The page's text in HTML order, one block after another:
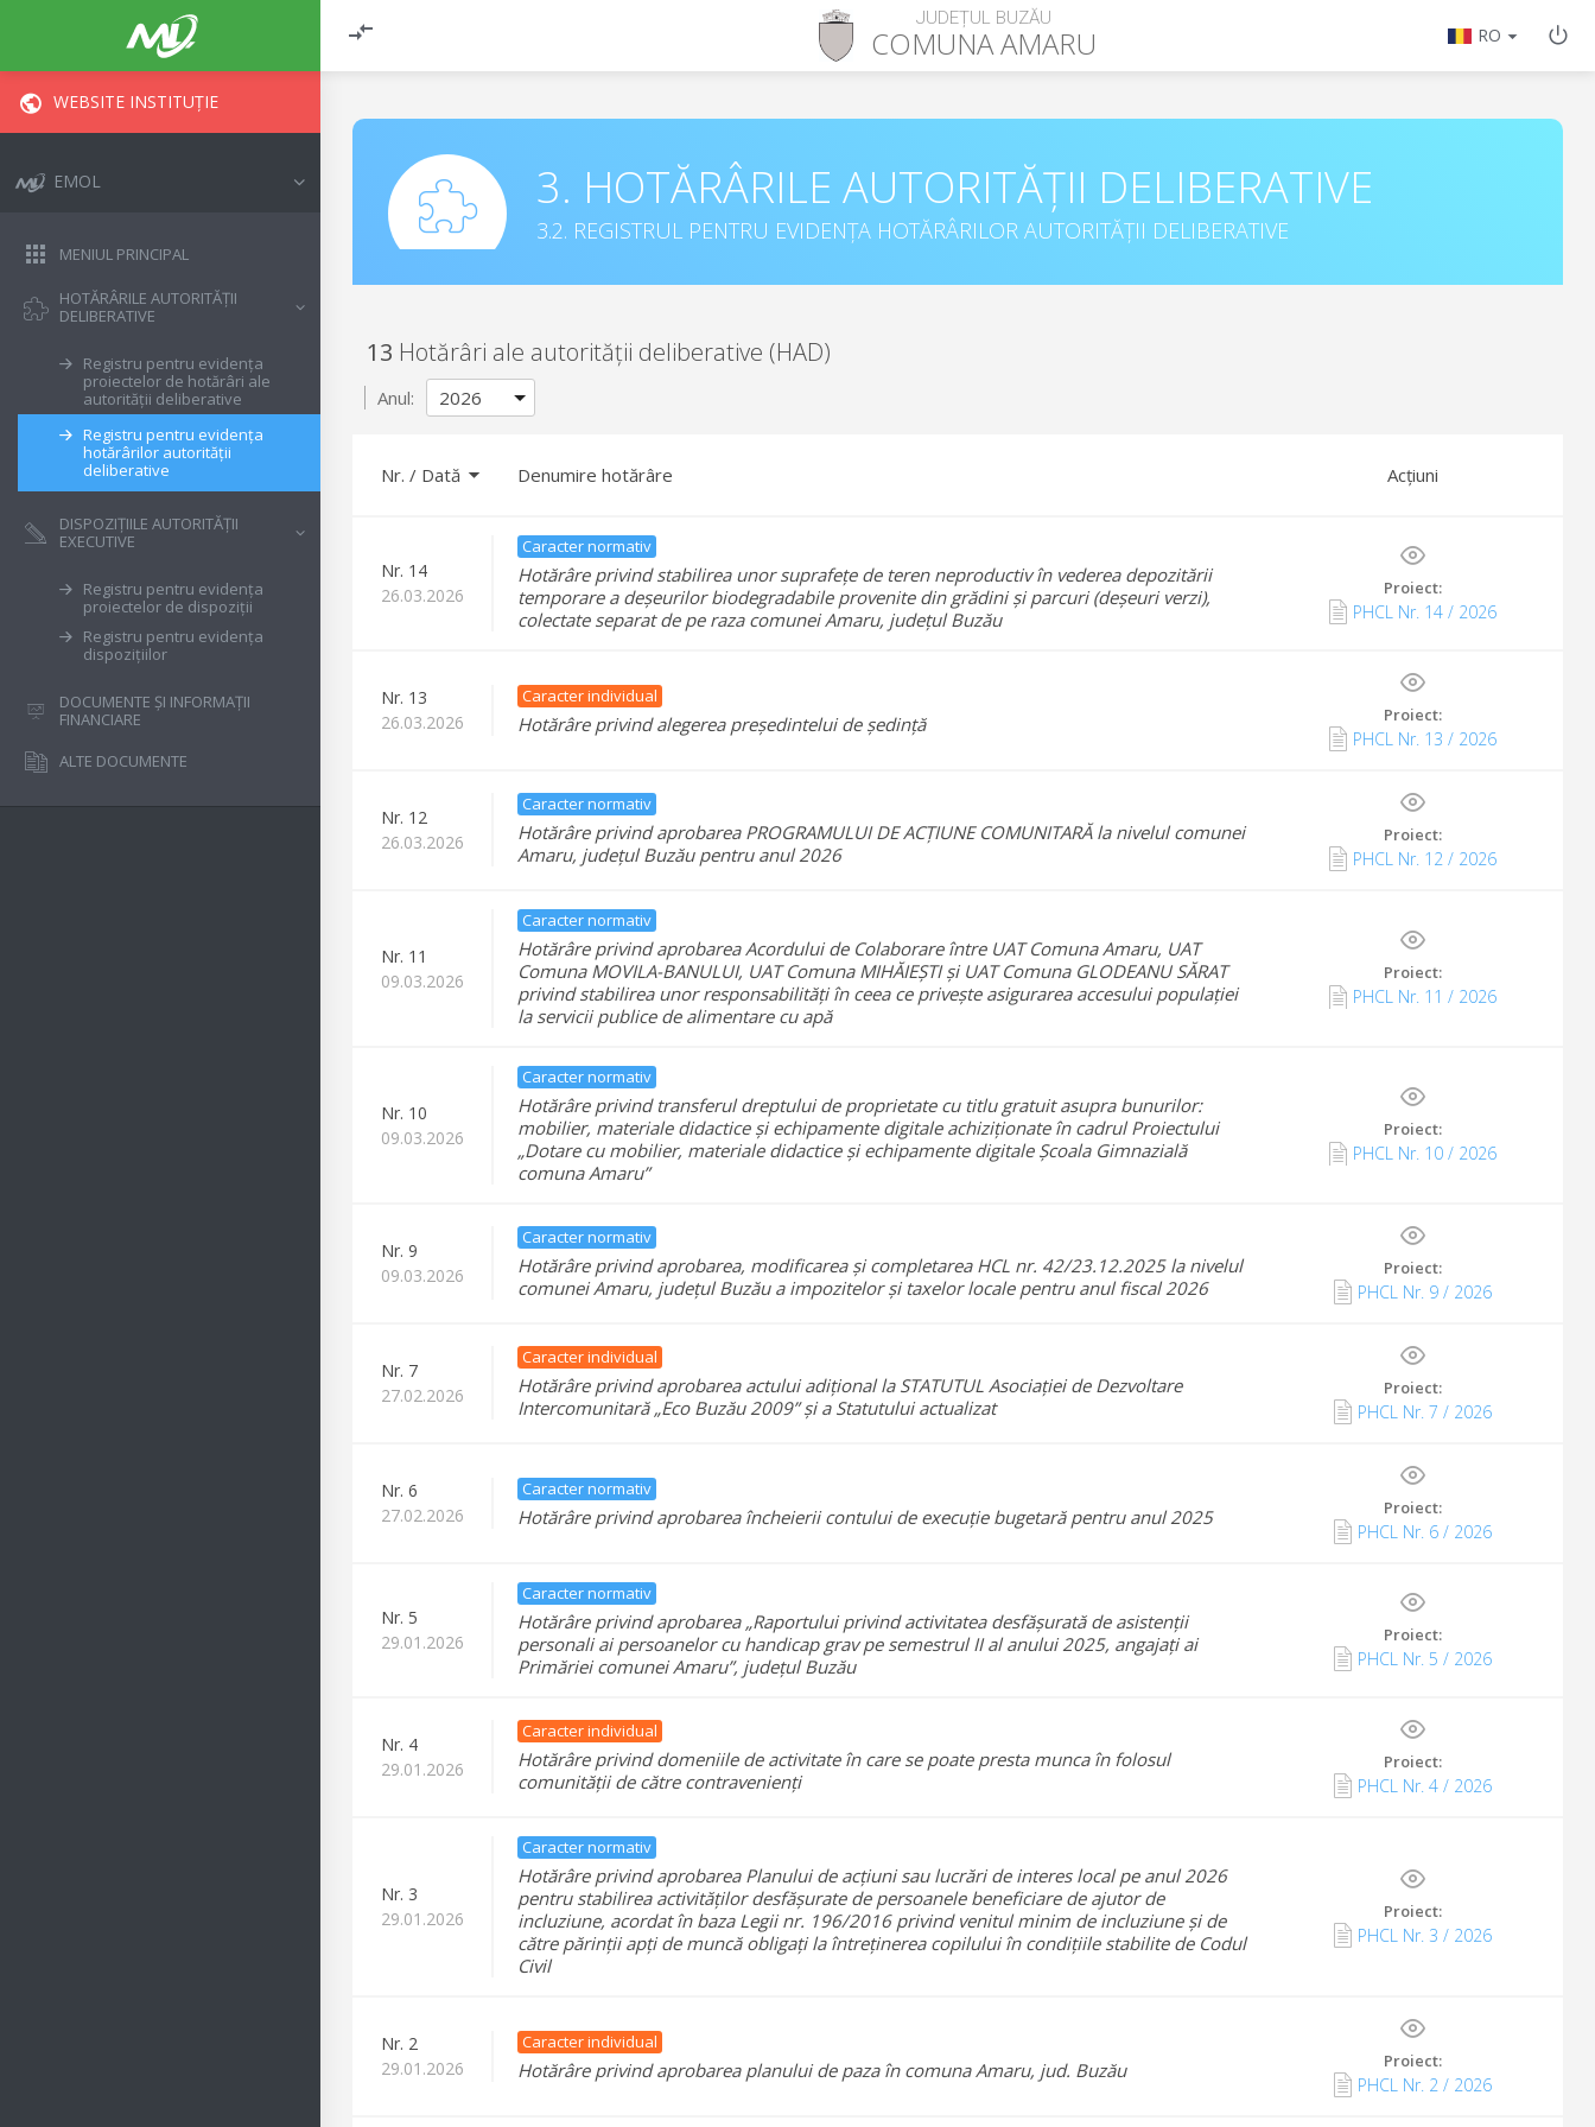
JUDEȚUL BUZĂU
COMUNAAMARU RO
WEBSITE INSTITUȚIE
EMOL
MENIUL PRINCIPAL
HOTĂRÂRILE AUTORITĂȚII
DELIBERATIVE
Registru pentru evidența
proiectelor de hotărâri ale
autorității deliberative
Registru pentru evidența
hotărârilor autorității
deliberative
DISPOZIȚIILE AUTORITĂȚII
EXECUTIVE
Registru pentru evidența
proiectelor de dispoziții
Registru pentru evidența
dispozițiilor
DOCUMENTE ȘI INFORMAȚII
FINANCIARE
ALTE DOCUMENTE
3. HOTĂRÂRILE AUTORITĂȚII DELIBERATIVE
3.2. REGISTRUL PENTRU EVIDENȚA HOTĂRÂRILOR AUTORITĂȚII DELIBERATIVE
13 Hotărâri ale autorității deliberative (HAD)
Anul:
Nr. / Dată Denumire hotărâre Acțiuni
Nr. 14
26.03.2026
Caracter normativ
Hotărâre privind stabilirea unor suprafețe de teren neproductiv în vederea depozitării
temporare a deșeurilor biodegradabile provenite din grădini și parcuri (deșeuri verzi),
colectate separat de pe raza comunei Amaru, județul Buzău
Proiect:
PHCL Nr. 14/ 2026
Nr. 13
26.03.2026
Caracter individual
Hotărâre privind alegerea președintelui de ședință Proiect:
PHCL Nr. 13 / 2026
Nr. 12
26.03.2026
Caracter normativ
Hotărâre privind aprobarea PROGRAMULUI DE ACȚIUNE COMUNITARĂ la nivelul comunei
Amaru, județul Buzău pentru anul 2026
Proiect:
PHCL Nr. 12 / 2026
Nr. 11
09.03.2026
Caracter normativ
Hotărâre privind aprobarea Acordului de Colaborare între UAT Comuna Amaru, UAT
Comuna MOVILA-BANULUI, UAT Comuna MIHĂIEȘTI și UAT Comuna GLODEANU SĂRAT
privind stabilirea unor responsabilități în ceea ce privește asigurarea accesului populației
la servicii publice de alimentare cu apă
Proiect:
PHCL Nr. 11 / 2026
Nr. 10
09.03.2026
Caracter normativ
Hotărâre privind transferul dreptului de proprietate cu titlu gratuit asupra bunurilor:
mobilier, materiale didactice și echipamente digitale achiziționate în cadrul Proiectului
„Dotare cu mobilier, materiale didactice și echipamente digitale Școala Gimnazială
comuna Amaru”
Proiect:
PHCL Nr. 10/ 2026
Nr. 9
09.03.2026
Caracter normativ
Hotărâre privind aprobarea, modificarea și completarea HCL nr. 42/23.12.2025 la nivelul
comunei Amaru, județul Buzău a impozitelor și taxelor locale pentru anul fiscal 2026
Proiect:
PHCL Nr. 9/ 2026
Nr. 7
27.02.2026
Caracter individual
Hotărâre privind aprobarea actului adițional la STATUTUL Asociației de Dezvoltare
Intercomunitară „Eco Buzău 2009” și a Statutului actualizat
Proiect:
PHCL Nr. 7 / 2026
Nr. 6
27.02.2026
Caracter normativ
Hotărâre privind aprobarea încheierii contului de execuție bugetară pentru anul 2025 Proiect:
PHCL Nr. 6/ 2026
Nr. 5
29.01.2026
Caracter normativ
Hotărâre privind aprobarea „Raportului privind activitatea desfășurată de asistenții
personali ai persoanelor cu handicap grav pe semestrul II al anului 2025, angajați ai
Primăriei comunei Amaru”, județul Buzău
Proiect:
PHCL Nr. 5 / 2026
Nr. 4
29.01.2026
Caracter individual
Hotărâre privind domeniile de activitate în care se poate presta munca în folosul
comunității de către contravenienți
Proiect:
PHCL Nr. 4/ 2026
Nr. 3
29.01.2026
Caracter normativ
Hotărâre privind aprobarea Planului de acțiuni sau lucrări de interes local pe anul 2026
pentru stabilirea activităților desfășurate de persoanele beneficiare de ajutor de
incluziune, acordat în baza Legii nr. 196/2016 privind venitul minim de incluziune și de
către părinții apți de muncă obligați la întreținerea copilului în condițiile stabilite de Codul
Civil
Proiect:
PHCL Nr. 3 / 2026
Nr. 2
29.01.2026
Caracter individual
Hotărâre privind aprobarea planului de paza în comuna Amaru, jud. Buzău Proiect:
PHCL Nr. 2 / 2026